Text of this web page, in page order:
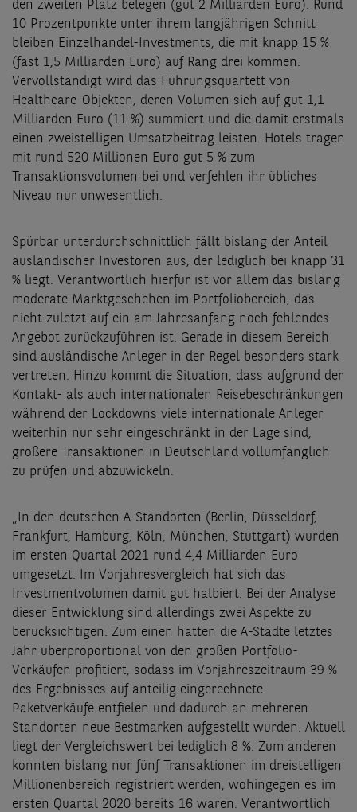
den zweiten Platz belegen (gut 2 Milliarden Euro). Rund
10 Prozentpunkte unter ihrem langjährigen Schnitt
bleiben Einzelhandel-Investments, die mit knapp 15 %
(fast 1,5 Milliarden Euro) auf Rang drei kommen.
Vervollständigt wird das Führungsquartett von
Healthcare-Objekten, deren Volumen sich auf gut 1,1
Milliarden Euro (11 %) summiert und die damit erstmals
einen zweistelligen Umsatzbeitrag leisten. Hotels tragen
mit rund 520 Millionen Euro gut 5 % zum
Transaktionsvolumen bei und verfehlen ihr übliches
Niveau nur unwesentlich.
Spürbar unterdurchschnittlich fällt bislang der Anteil
ausländischer Investoren aus, der lediglich bei knapp 31
% liegt. Verantwortlich hierfür ist vor allem das bislang
moderate Marktgeschehen im Portfoliobereich, das
nicht zuletzt auf ein am Jahresanfang noch fehlendes
Angebot zurückzuführen ist. Gerade in diesem Bereich
sind ausländische Anleger in der Regel besonders stark
vertreten. Hinzu kommt die Situation, dass aufgrund der
Kontakt- als auch internationalen Reisebeschränkungen
während der Lockdowns viele internationale Anleger
weiterhin nur sehr eingeschränkt in der Lage sind,
größere Transaktionen in Deutschland vollumfänglich
zu prüfen und abzuwickeln.
„In den deutschen A-Standorten (Berlin, Düsseldorf,
Frankfurt, Hamburg, Köln, München, Stuttgart) wurden
im ersten Quartal 2021 rund 4,4 Milliarden Euro
umgesetzt. Im Vorjahresvergleich hat sich das
Investmentvolumen damit gut halbiert. Bei der Analyse
dieser Entwicklung sind allerdings zwei Aspekte zu
berücksichtigen. Zum einen hatten die A-Städte letztes
Jahr überproportional von den großen Portfolio-
Verkäufen profitiert, sodass im Vorjahreszeitraum 39 %
des Ergebnisses auf anteilig eingerechnete
Paketverkäufe entfielen und dadurch an mehreren
Standorten neue Bestmarken aufgestellt wurden. Aktuell
liegt der Vergleichswert bei lediglich 8 %. Zum anderen
konnten bislang nur fünf Transaktionen im dreistelligen
Millionenbereich registriert werden, wohingegen es im
ersten Quartal 2020 bereits 16 waren. Verantwortlich